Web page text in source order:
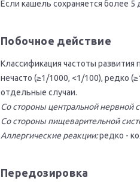
Если кашель сохраняется более 5
Побочное действие
Классификация частоты развития
нечасто (≥1/1000, <1/100), редко
отдельные случаи.
Со стороны центральной нервной
Со стороны пищеварительной
Аллергические реакции:редко -
Передозировка